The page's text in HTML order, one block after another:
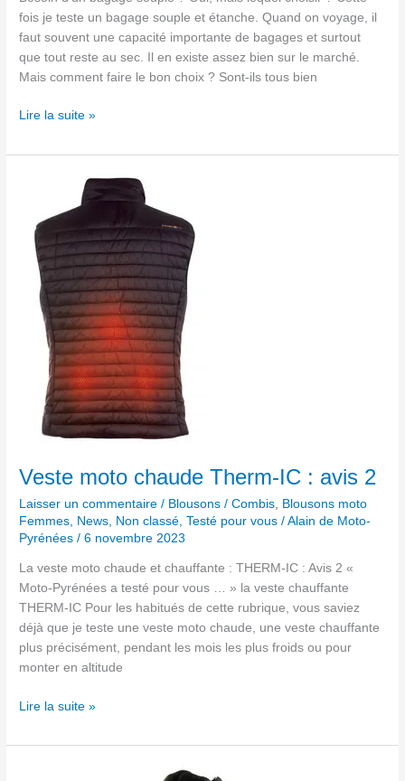
fois je teste un bagage souple et étanche. Quand on voyage, il
faut souvent une capacité importante de bagages et surtout
que tout reste au sec. Il en existe assez bien sur le marché.
Mais comment faire le bon choix ? Sont-ils tous bien
Lire la suite »
Veste moto chaude Therm-IC : avis 2
Laisser un commentaire / Blousons / Combis Blousons moto
Femmes News Non classé ,Testé pour vous /Alain de Moto-
Pyrénées/6 novembre 2023
La veste moto chaude et chauffante : THERM-IC : Avis 2 «
Moto-Pyrénées a testé pour vous … » la veste chauffante
THERM-IC Pour les habitués de cette rubrique, vous saviez
déjà que je teste une veste moto chaude, une veste chauffante
plus précisément, pendant les mois les plus froids ou pour
monter en altitude
chaude
Therm-
avis
Lire la suite »